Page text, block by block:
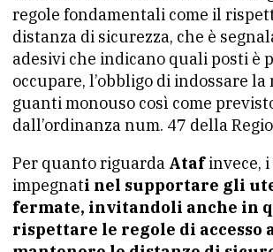
regole fondamentali come il
distanza di sicurezza, che è
adesivi che indicano quali posti è
occupare, l’obbligo di indossare
guanti monouso così come
dall’ordinanza num. 47 della
Per quanto riguarda Atafinvece,
impegnati nel supportare gli
fermate, invitandoli anche in
rispettare le regole di accesso